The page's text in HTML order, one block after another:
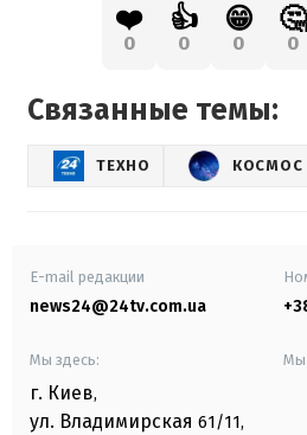
❤️
0
👍
0
😁
0
🤔
0
Связанные темы:
ТЕХНО КОСМОС
E-mail редакции
news24@24tv.com.ua
Мы здесь:
г. Киев,
ул. Владимирская 61/11,
Мы